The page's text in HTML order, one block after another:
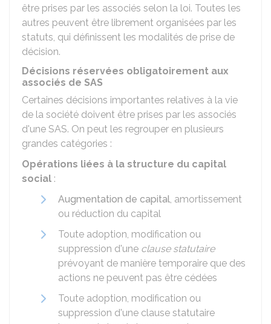
être prises par les associés selon la loi. Toutes les
autres peuvent être librement organisées par les
statuts, qui définissent les modalités de prise de
décision.
Décisions réservées obligatoirement aux
associés de SAS
Certaines décisions importantes relatives à la vie
de la société doivent être prises par les associés
d'une SAS. On peut les regrouper en plusieurs
grandes catégories :
Opérations liées à la structure du capital
social :
Augmentation de capital, amortissement
ou réduction du capital
Toute adoption, modification ou
suppression d'une clause statutaire
prévoyant de manière temporaire que des
actions ne peuvent pas être cédées
Toute adoption, modification ou
suppression d'une clause statutaire